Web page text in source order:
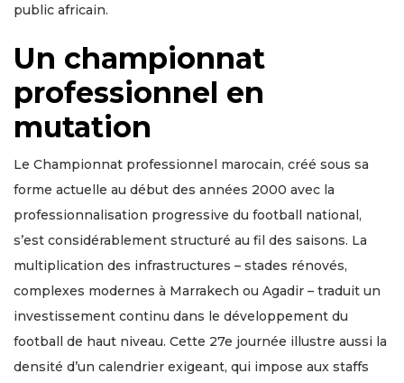
public africain.
Un championnat
professionnel en
mutation
Le Championnat professionnel marocain, créé sous sa
forme actuelle au début des années 2000 avec la
professionnalisation progressive du football national,
s’est considérablement structuré au fil des saisons. La
multiplication des infrastructures – stades rénovés,
complexes modernes à Marrakech ou Agadir – traduit un
investissement continu dans le développement du
football de haut niveau. Cette 27e journée illustre aussi la
densité d’un calendrier exigeant, qui impose aux staffs